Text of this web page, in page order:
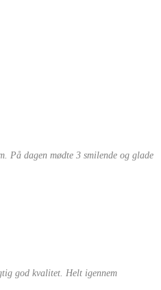
På dagen mødte 3 smilende og glade
god kvalitet. Helt igennem